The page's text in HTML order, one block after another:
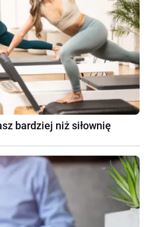
bardziej niż siłownię